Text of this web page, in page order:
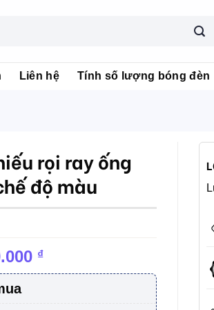
Liên hệ Tính số lượng bóng đèn
rọi ray ống
độ màu
₫Giá
hiện